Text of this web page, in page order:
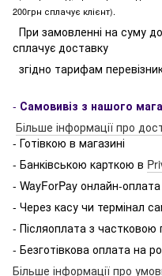
200грн сплачує клієнт).
При замовленні на суму
сплачує доставку
згідно тарифам
- Самовивіз з нашого
Більше інформації про
- Готівкою в магазині
- Банківською карткою в
- WayForPay онлайн-оплата
- Через касу чи термінал
- Післяоплата з
- Безготівкова оплата на
Більше інформації про